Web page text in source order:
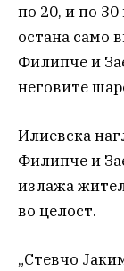
по 20, и по
остана само
Филипче и
неговите
Илиевска
Филипче и
излажа
во целост.
„Стевчо